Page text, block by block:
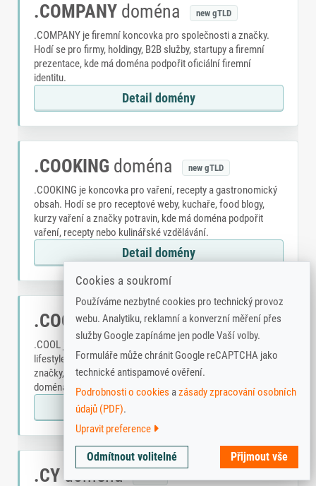
.COMPANY doména new gTLD
.COMPANY je firemní koncovka pro společnosti a značky.
Hodí se pro firmy, holdingy, B2B služby, startupy a firemní
prezentace, kde má doména podpořit oficiální firemní
identitu.
Detail domény
.COOKING doména new gTLD
.COOKING je koncovka pro vaření, recepty a gastronomický
obsah. Hodí se pro receptové weby, kuchaře, food blogy,
kurzy vaření a značky potravin, kde má doména podpořit
vaření, recepty nebo kulinářské vzdělávání.
Detail domény
.COOLdoména new gTLD
.COOL je neformální brandová koncovka pro kampaně a
lifestyle. Hodí se pro lifestyle projekty, kampaně, komunitní
značky, kreativní produkty a neformální weby, kde má
doména podpořit uvolněný tón značky.
Detail domény
.CY doména
Cookies a soukromí
Používáme nezbytné cookies pro technický provoz
webu. Analytiku, reklamní a konverzní měření přes
služby Google zapínáme jen podle Vaší volby.
Formuláře může chránit Google reCAPTCHA jako
technické antispamové ověření.
Podrobnosti o cookies azásady zpracování osobních
údajů (PDF).
Upravit preference
Technické
cookies
Nutné pro základní fungování webu,
bezpečnost a odeslání formulářů.
AnalytickéPomáhají měřit návštěvnost a používání
Odmítnout volitelné Přijmout vše